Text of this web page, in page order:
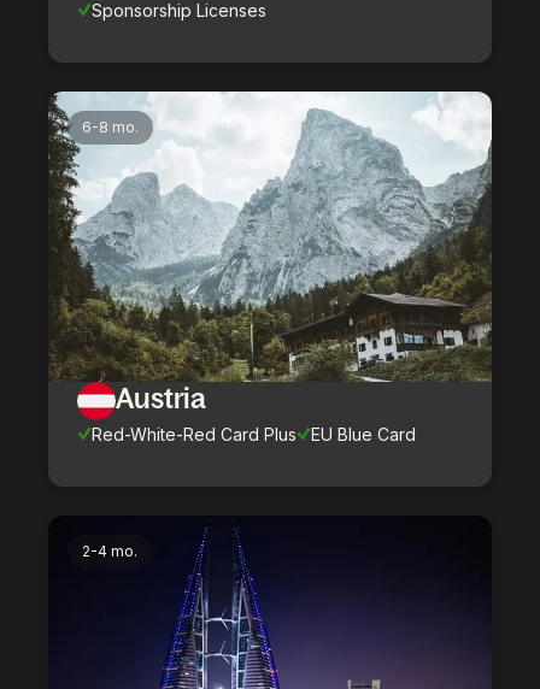
Sponsorship Licenses
6-8 mo.
Austria
Red-White-Red Card Plus EU Blue Card
2-4 mo.